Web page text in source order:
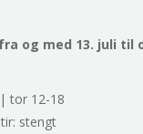
og med 13. juli til
tor 12-18
stengt